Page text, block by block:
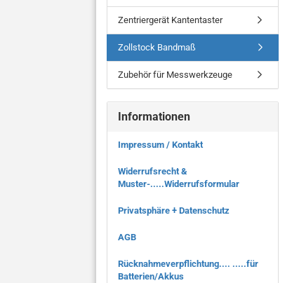
Zentriergerät Kantentaster
Zollstock Bandmaß
Zubehör für Messwerkzeuge
Informationen
Impressum / Kontakt
Widerrufsrecht &
Muster-.....Widerrufsformular
Privatsphäre + Datenschutz
AGB
Rücknahmeverpflichtung.... .....für
Batterien/Akkus